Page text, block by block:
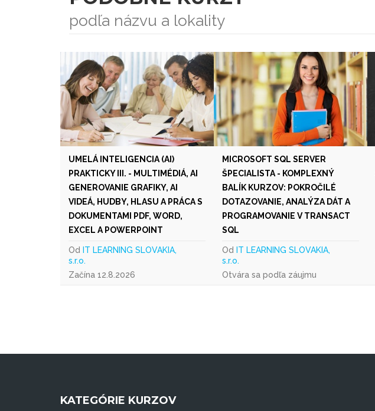
podľa názvu a lokality
UMELÁ INTELIGENCIA (AI)
PRAKTICKY III. - MULTIMÉDIÁ, AI
GENEROVANIE GRAFIKY, AI
VIDEÁ, HUDBY, HLASU A PRÁCA S
DOKUMENTAMI PDF, WORD,
EXCEL A POWERPOINT
Od IT LEARNING SLOVAKIA,
s.r.o.
Začína 12.8.2026
MICROSOFT SQL SERVER
ŠPECIALISTA - KOMPLEXNÝ
BALÍK KURZOV: POKROČILÉ
DOTAZOVANIE, ANALÝZA DÁT A
PROGRAMOVANIE V TRANSACT
SQL
Od IT LEARNING SLOVAKIA,
s.r.o.
Otvára sa podľa záujmu
KATEGÓRIE KURZOV